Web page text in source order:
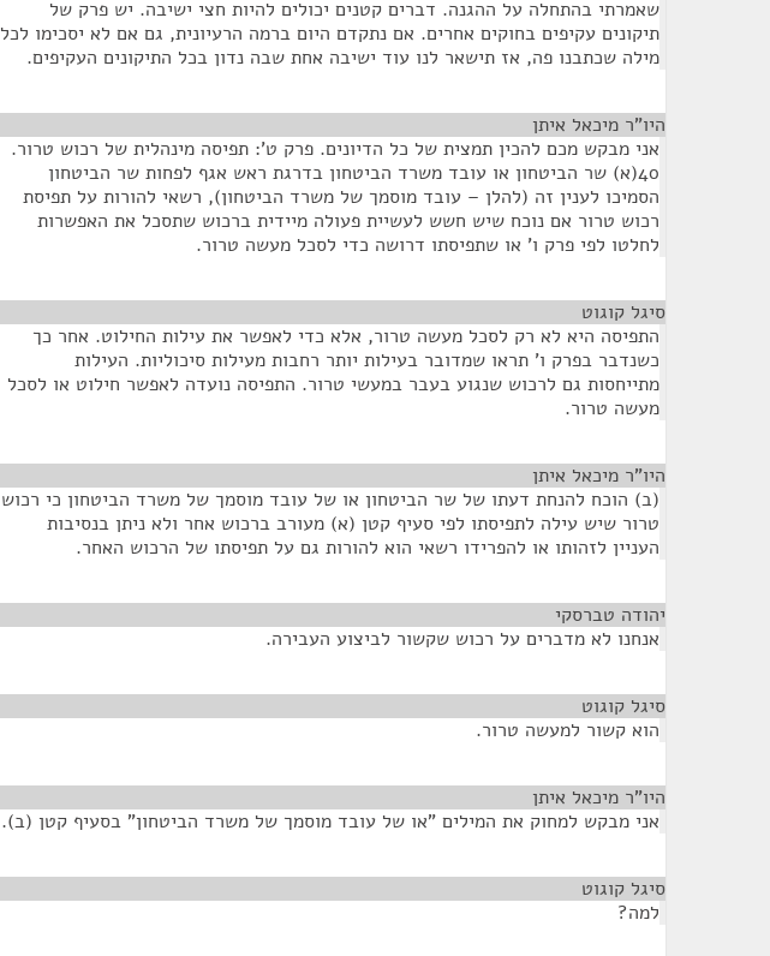
שאמרתי בהתחלה על ההגנה. דברים קטנים יכולים להיות חצי ישיבה. יש פרק של
תיקונים עקיפים בחוקים אחרים. אם נתקדם היום ברמה הרעיונית, גם אם לא יסכימו לכל
מילה שכתבנו פה, אז תישאר לנו עוד ישיבה אחת שבה נדון בכל התיקונים העקיפים.
היו"ר מיכאל איתן
אני מבקש מכם להכין תמצית של כל הדיונים. פרק ט': תפיסה מינהלית של רכוש טרור.
40(א) שר הביטחון או עובד משרד הביטחון בדרגת ראש אגף לפחות שר הביטחון
הסמיכו לענין זה (להלן – עובד מוסמך של משרד הביטחון), רשאי להורות על תפיסת
רכוש טרור אם נוכח שיש חשש לעשיית פעולה מיידית ברכוש שתסכל את האפשרות
לחלטו לפי פרק ו' או שתפיסתו דרושה כדי לסכל מעשה טרור.
סיגל קוגוט
התפיסה היא לא רק לסכל מעשה טרור, אלא כדי לאפשר את עילות החילוט. אחר כך
כשנדבר בפרק ו' תראו שמדובר בעילות יותר רחבות מעילות סיכוליות. העילות
מתייחסות גם לרכוש שנגוע בעבר במעשי טרור. התפיסה נועדה לאפשר חילוט או לסכל
מעשה טרור.
היו"ר מיכאל איתן
(ב) הוכח להנחת דעתו של שר הביטחון או של עובד מוסמך של משרד הביטחון כי רכוש
טרור שיש עילה לתפיסתו לפי סעיף קטן (א) מעורב ברכוש אחר ולא ניתן בנסיבות
העניין לזהותו או להפרידו רשאי הוא להורות גם על תפיסתו של הרכוש האחר.
יהודה טברסקי
אנחנו לא מדברים על רכוש שקשור לביצוע העבירה.
סיגל קוגוט
הוא קשור למעשה טרור.
היו"ר מיכאל איתן
אני מבקש למחוק את המילים "או של עובד מוסמך של משרד הביטחון" בסעיף קטן (ב).
סיגל קוגוט
למה?